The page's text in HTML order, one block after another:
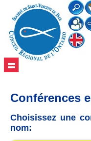
Conférences
Choisissez une
nom: